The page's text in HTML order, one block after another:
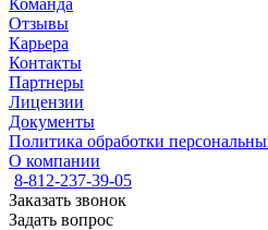
Команда
Отзывы
Карьера
Контакты
Партнеры
Лицензии
Документы
Политика обработки
О компании
8-812-237-39-05
Заказать звонок
Задать вопрос